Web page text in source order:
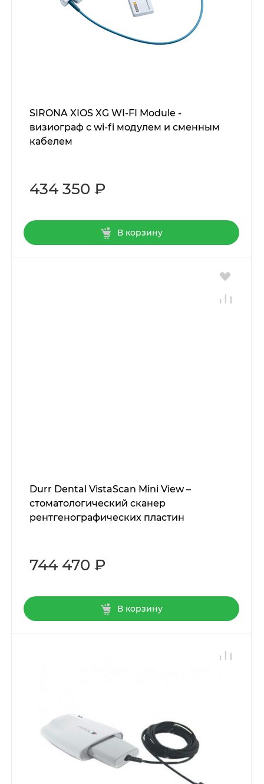
SIRONA XIOS XG WI-FI Module -
визиограф с wi-fi модулем и сменным
кабелем
434 350 ₽
В корзину
Durr Dental VistaScan Mini View –
стоматологический сканер
рентгенографических пластин
744 470 ₽
В корзину